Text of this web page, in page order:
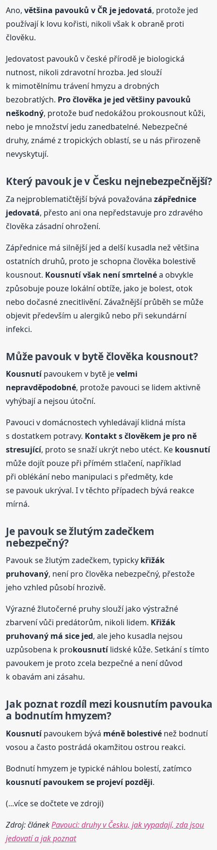
Ano,většina pavouků v ČR je jedovatá, protože jed
používají k lovu kořisti, nikoli však k obraně proti
člověku.
Jedovatost pavouků v české přírodě je biologická
nutnost, nikoli zdravotní hrozba. Jed slouží
k mimotělnímu trávení hmyzu a drobných
bezobratlých. Pro člověka je jed většiny pavouků
neškodný, protože buď nedokážou prokousnout kůži,
nebo je množství jedu zanedbatelné. Nebezpečné
druhy, známé z tropických oblastí, se u nás přirozeně
nevyskytují.
Který pavouk je v Česku nejnebezpečnější?
Za nejproblematičtější bývá považovánazápřednice
jedovatá, přesto ani ona nepředstavuje pro zdravého
člověka zásadní ohrožení.
Zápřednice má silnější jed a delší kusadla než většina
ostatních druhů, proto je schopna člověka bolestivě
kousnout. Kousnutívšak není smrtelnéa obvykle
způsobuje pouze lokální obtíže, jako je bolest, otok
nebo dočasné znecitlivění. Závažnější průběh se může
objevit především u alergiků nebo při sekundární
infekci.
Může pavouk v bytě člověka kousnout?
Kousnutípavoukem v bytě jevelmi
nepravděpodobné, protože pavouci se lidem aktivně
vyhýbají a nejsou útoční.
Pavouci v domácnostech vyhledávají klidná místa
s dostatkem potravy. Kontakt s člověkem je pro ně
stresující, proto se snaží ukrýt nebo utéct. Ke kousnutí
může dojít pouze při přímém stlačení, například
při oblékání nebo manipulaci s předměty, kde
se pavouk ukrýval. I v těchto případech bývá reakce
mírná.
Je pavouk se žlutým zadečkem
nebezpečný?
Pavouk se žlutým zadečkem, typicky křižák
pruhovaný, není pro člověka nebezpečný, přestože
jeho vzhled působí hrozivě.
Výrazné žlutočerné pruhy slouží jako výstražné
zbarvení vůči predátorům, nikoli lidem. Křižák
pruhovaný má sice jed, ale jeho kusadla nejsou
uzpůsobena k prokousnutílidské kůže. Setkání s tímto
pavoukem je proto zcela bezpečné a není důvod
k obavám ani zásahu.
Jak poznat rozdíl mezi kousnutím pavouka
a bodnutím hmyzem?
Kousnutípavoukem bývá méně bolestivé než bodnutí
vosou a často postrádá okamžitou ostrou reakci.
Bodnutí hmyzem je typické náhlou bolestí, zatímco
kousnutípavoukem se projeví později.
(...více se dočtete ve zdroji)
Zdroj: článekPavouci: druhy v Česku, jak vypadají, zda jsou
jedovatí a jak poznat